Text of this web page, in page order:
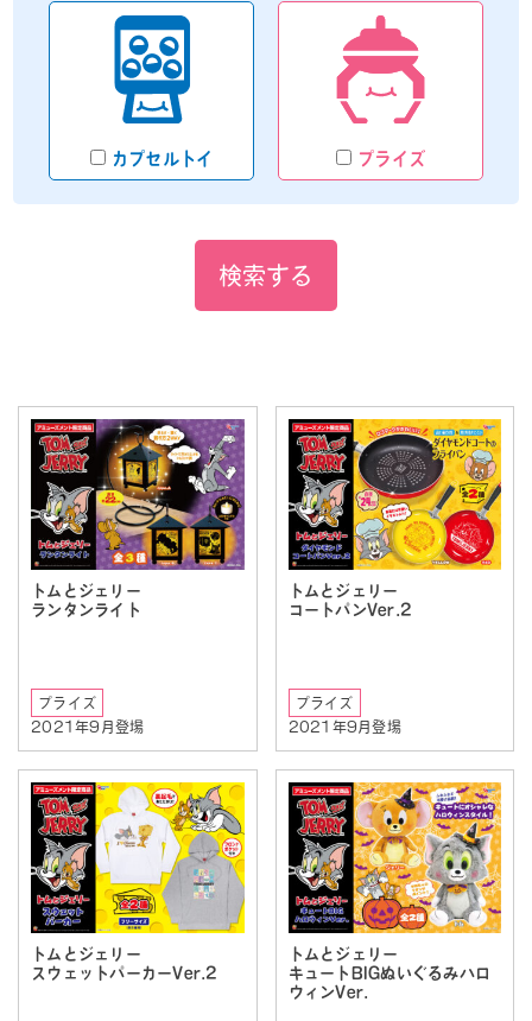
カプセルトイ プライズ
トムとジェリー
ランタンライト
プライズ
2021年9月登場
トムとジェリー
コートパンVer.2
プライズ
2021年9月登場
トムとジェリー
スウェットパーカーVer.2
トムとジェリー
キュートBIGぬいぐるみハロ
ウィンVer.